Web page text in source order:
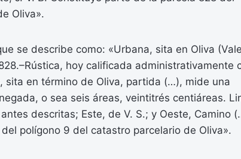
Oliva».
se describe como: «Urbana, sita en Oliva
hoy calificada administrativamente
sita en término de Oliva, partida (…), mide una
o sea seis áreas, veintitrés centiáreas.
descritas; Este, de V. S.; y Oeste, Camino
polígono 9 del catastro parcelario de Oliva».